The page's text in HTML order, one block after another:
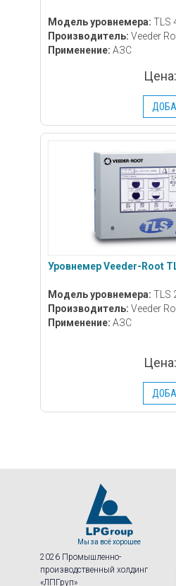
Модель уровнемера: TLS
Производитель: Veeder
Применение: АЗС
Цена:
Уровнемер Veeder-Root
Модель уровнемера: TLS
Производитель: Veeder
Применение: АЗС
Цена:
2026 Промышленно-
производственный холдинг
«ЛПГруп»